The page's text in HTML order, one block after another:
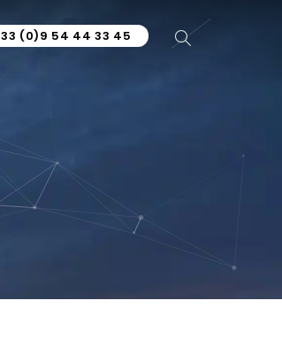
(0)9 54 44 33 45